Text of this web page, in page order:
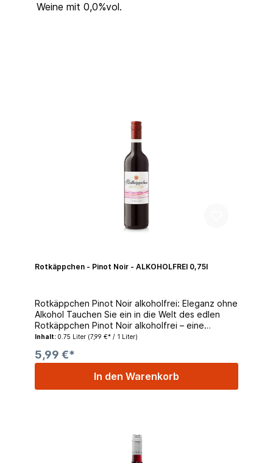
Weine mit 0,0%vol.
Rotkäppchen - Pinot Noir - ALKOHOLFREI 0,75l
Rotkäppchen Pinot Noir alkoholfrei: Eleganz ohne
Alkohol Tauchen Sie ein in die Welt des edlen
Rotkäppchen Pinot Noir alkoholfrei – eine
einzigartige Kreation für Genießer, die den vollen
möchten. Geschmacksprofil: Dieser alkoholfreie
faszinierenden Eleganz, geprägt von roten
Früchten, subtilen Gewürznoten und einer zarten
Pinot Noir, während der Alkoholgehalt auf ein
Minimum reduziert wurde. Besonderheiten:
Alkoholfrei: Genießen Sie die Raffinesse des
Inhalt: 0.75 Liter (7,99 €* / 1 Liter)
5,99 €*
In den Warenkorb